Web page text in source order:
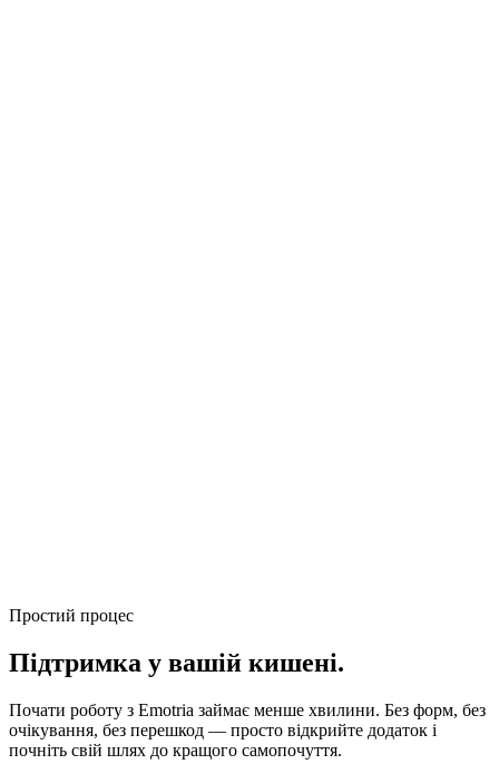
Простий процес
Підтримка у вашій кишені.
Почати роботу з Emotria займає менше хвилини. Без форм, без
очікування, без перешкод — просто відкрийте додаток і
почніть свій шлях до кращого самопочуття.